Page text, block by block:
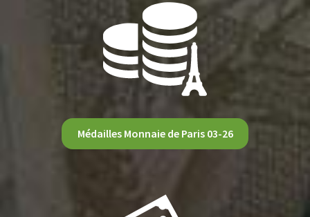
Médailles Monnaie de Paris 03-26